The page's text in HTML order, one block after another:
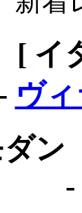
[ イ
ヴ
ダ
-